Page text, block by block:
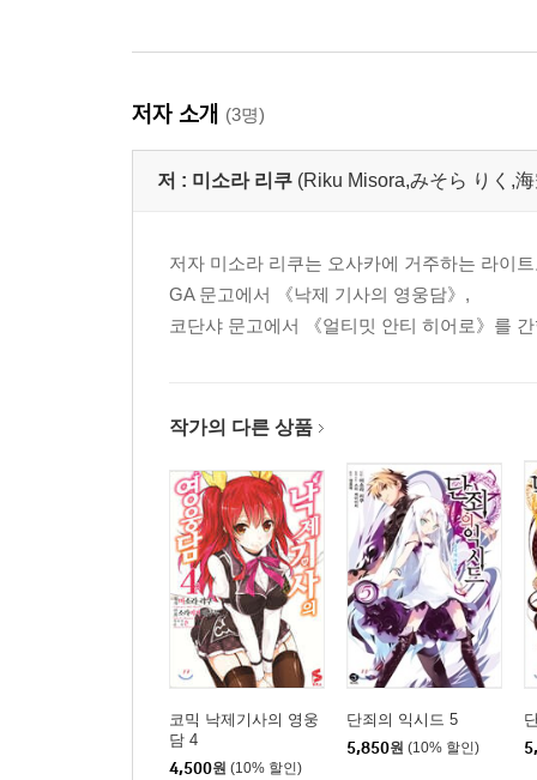
저자 소개 (3명)
저 : 미소라 리쿠 (Riku Misora,みそら りく,
저자 미소라 리쿠는 오사카에 거주하는 라이
GA 문고에서 《낙제 기사의 영웅담》,
코단샤 문고에서 《얼티밋 안티 히어로》를
작가의 다른 상품
코믹 낙제기사의 영웅
담 4
4,500원 (10% 할인)
단죄의 익시드 5
5,850원 (10% 할인)